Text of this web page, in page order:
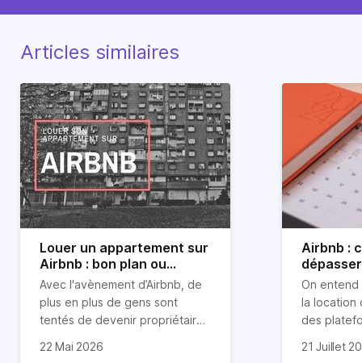
Articles similaires
Louer un appartement sur
Airbnb : bon plan ou
mauvaise idée
Avec l'avènement d’Airbnb, de
plus en plus de gens sont
tentés de devenir propriétaires
par la suite. On compte environ
22 Mai 2026
Airbnb :
jours ?
On entend
la location
des
quasi
Je vais
21 Juillet